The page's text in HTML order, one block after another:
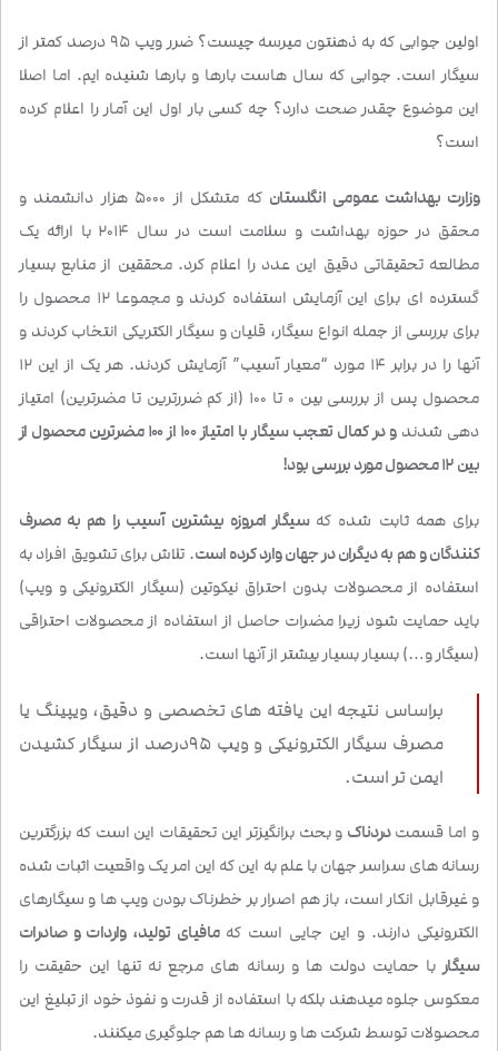
اولین جوابی که به ذهنتون میرسه چیست؟ ضرر ویپ 95 درصد کمتر از
سیگار است. جوابی که سال هاست بارها و بارها شنیده ایم. اما اصلا
این موضوع چقدر صحت دارد؟ چه کسی بار اول این آمار را اعلام کرده
است؟
وزارت بهداشت عمومی انگلستان
که متشکل از 5000 هزار دانشمند و
محقق در حوزه بهداشت و سلامت است در سال 2014 با ارائه یک
مطالعه تحقیقاتی دقیق این عدد را اعلام کرد. محققین از منابع بسیار
گسترده ای برای این آزمایش استفاده کردند و مجموعا 12 محصول را
برای بررسی از جمله انواع سیگار، قلیان و سیگار الکتریکی انتخاب کردند و
آنها را در برابر 14 مورد “معیار آسیب” آزمایش کردند. هر یک از این 12
محصول پس از بررسی بین 0 تا 100 (از کم ضررترین تا مضرترین) امتیاز
دهی شدند
و در کمال تعجب سیگار با امتیاز 100 از 100 مضرترین محصول از
بین 12 محصول مورد بررسی بود!
برای همه ثابت شده کهسیگار امروزه بیشترین آسیب را هم به مصرف
کنندگان و هم به دیگران در جهان وارد کرده است. تلاش برای تشویق افراد به
استفاده از محصولات بدون احتراق نیکوتین (سیگار الکترونیکی و ویپ)
باید حمایت شود زیرا مضرات حاصل از استفاده از محصولات احتراقی
(سیگار و…) بسیار بسیار بیشتر از آنها است.
براساس نتیجه این یافته های تخصصی و دقیق، ویپینگ یا
مصرف سیگار الکترونیکی و ویپ 95درصد از سیگار کشیدن
ایمن تر است.
و اما قسمتدردناک و بحث برانگیزتر این تحقیقات این است که بزرگترین
رسانه های سراسر جهان با علم به این که این امر یک واقعیت اثبات شده
و غیرقابل انکار است، باز هم اصرار بر خطرناک بودن ویپ ها و سیگارهای
الکترونیکی دارند. و این جایی است کهمافیای تولید، واردات و صادرات
سیگاربا حمایت دولت ها و رسانه های مرجع نه تنها این حقیقت را
معکوس جلوه میدهند بلکه با استفاده از قدرت و نفوذ خود از تبلیغ این
محصولات توسط شرکت ها و رسانه ها هم جلوگیری میکنند.